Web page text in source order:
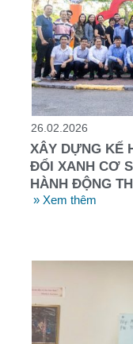
26.02.2026
XÂY DỰNG KẾ
ĐỔI XANH CƠ
HÀNH ĐỘNG
» Xem thêm